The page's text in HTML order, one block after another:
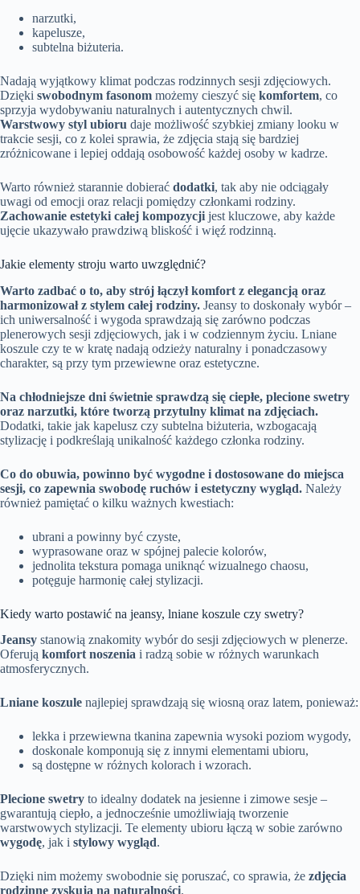
narzutki,
kapelusze,
subtelna biżuteria.
Nadają wyjątkowy klimat podczas rodzinnych sesji zdjęciowych.
Dzięki swobodnym fasonom możemy cieszyć się komfortem, co
sprzyja wydobywaniu naturalnych i autentycznych chwil.
Warstwowy styl ubioru daje możliwość szybkiej zmiany looku w
trakcie sesji, co z kolei sprawia, że zdjęcia stają się bardziej
zróżnicowane i lepiej oddają osobowość każdej osoby w kadrze.
Warto również starannie dobierać dodatki, tak aby nie odciągały
uwagi od emocji oraz relacji pomiędzy członkami rodziny.
Zachowanie estetyki całej kompozycji jest kluczowe, aby każde
ujęcie ukazywało prawdziwą bliskość i więź rodzinną.
Jakie elementy stroju warto uwzględnić?
Warto zadbać o to, aby strój łączył komfort z elegancją oraz
harmonizował z stylem całej rodziny. Jeansy to doskonały wybór –
ich uniwersalność i wygoda sprawdzają się zarówno podczas
plenerowych sesji zdjęciowych, jak i w codziennym życiu. Lniane
koszule czy te w kratę nadają odzieży naturalny i ponadczasowy
charakter, są przy tym przewiewne oraz estetyczne.
Na chłodniejsze dni świetnie sprawdzą się ciepłe, plecione swetry
oraz narzutki, które tworzą przytulny klimat na zdjęciach.
Dodatki, takie jak kapelusz czy subtelna biżuteria, wzbogacają
stylizację i podkreślają unikalność każdego członka rodziny.
Co do obuwia, powinno być wygodne i dostosowane do miejsca
sesji, co zapewnia swobodę ruchów i estetyczny wygląd. Należy
również pamiętać o kilku ważnych kwestiach:
ubrani a powinny być czyste,
wyprasowane oraz w spójnej palecie kolorów,
jednolita tekstura pomaga uniknąć wizualnego chaosu,
potęguje harmonię całej stylizacji.
Kiedy warto postawić na jeansy, lniane koszule czy swetry?
Jeansy stanowią znakomity wybór do sesji zdjęciowych w plenerze.
Oferują komfort noszenia i radzą sobie w różnych warunkach
atmosferycznych.
Lniane koszule najlepiej sprawdzają się wiosną oraz latem, ponieważ:
lekka i przewiewna tkanina zapewnia wysoki poziom wygody,
doskonale komponują się z innymi elementami ubioru,
są dostępne w różnych kolorach i wzorach.
Plecione swetry to idealny dodatek na jesienne i zimowe sesje –
gwarantują ciepło, a jednocześnie umożliwiają tworzenie
warstwowych stylizacji. Te elementy ubioru łączą w sobie zarówno
wygodę, jak i stylowy wygląd.
Dzięki nim możemy swobodnie się poruszać, co sprawia, że zdjęcia
rodzinne zyskują na naturalności.